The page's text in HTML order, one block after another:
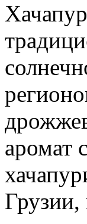
аромат
Грузии,